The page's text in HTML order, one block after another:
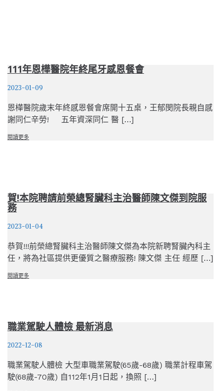
111年恩樺醫院年終尾牙感恩餐會
2023-01-09
恩樺醫院歲末年終感恩餐會席開十五桌，王郁閔院長親自感
謝同仁辛勞! 五年資深同仁 醫 […]
閱讀更多
賀!本院聘請前榮總腎臟科主治醫師陳文傑到院服
務
2023-01-04
恭賀!!!前榮總腎臟科主治醫師陳文傑為本院新聘腎臟內科主
任，將為社區提供更優質之醫療服務! 陳文傑 主任 經歷 […]
閱讀更多
職業駕駛人體檢 最新消息
2022-12-08
職業駕駛人體檢 大型車職業駕駛(65歲-68歲) 職業計程車駕
駛(68歲-70歲) 自112年1月1日起，換照 […]